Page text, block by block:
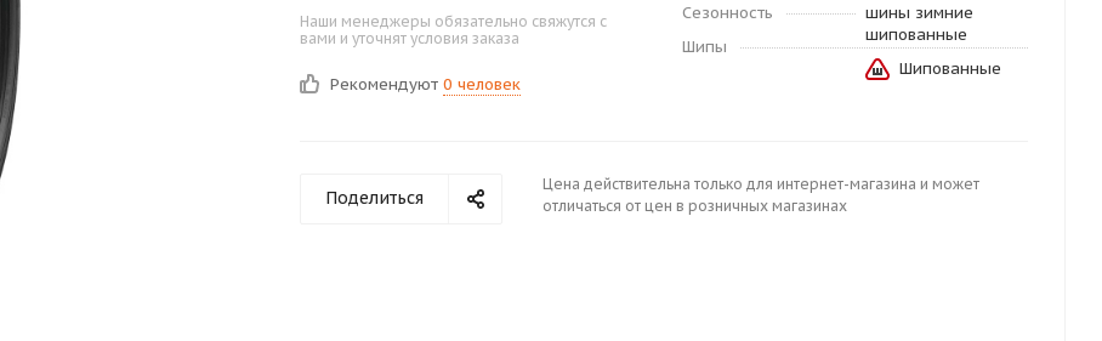
Наши менеджеры обязательно свяжутся с
вами и уточнят условия заказа
Рекомендуют 0 человек
Сезонность
шины зимние
шипованные
Шипы
Шипованные
Поделиться
Цена действительна только для интернет-магазина и может
отличаться от цен в розничных магазинах